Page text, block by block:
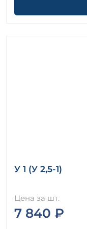
У 1 (У 2,5-1)
Цена за шт.
7 840 ₽